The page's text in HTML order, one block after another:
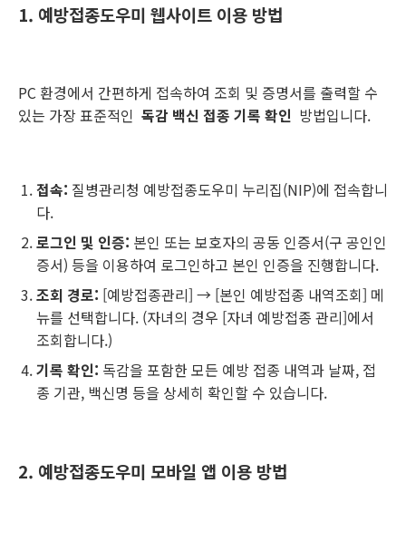
1. 예방접종도우미 웹사이트 이용 방법
PC 환경에서 간편하게 접속하여 조회 및 증명서를 출력할 수
있는 가장 표준적인 독감 백신 접종 기록 확인 방법입니다.
접속: 질병관리청 예방접종도우미 누리집(NIP)에 접속합니
다.
로그인 및 인증: 본인 또는 보호자의 공동 인증서(구 공인인
증서) 등을 이용하여 로그인하고 본인 인증을 진행합니다.
조회 경로: [예방접종관리] → [본인 예방접종 내역조회] 메
뉴를 선택합니다. (자녀의 경우 [자녀 예방접종 관리]에서
조회합니다.)
기록 확인: 독감을 포함한 모든 예방 접종 내역과 날짜, 접
종 기관, 백신명 등을 상세히 확인할 수 있습니다.
2. 예방접종도우미 모바일 앱 이용 방법